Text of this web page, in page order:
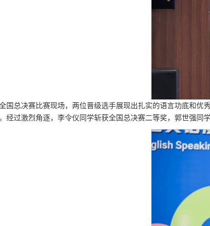
国总决赛比赛现场，两位晋级选手展现出扎实的语言功底和优
经过激烈角逐，李令仪同学斩获全国总决赛二等奖，郭世强同